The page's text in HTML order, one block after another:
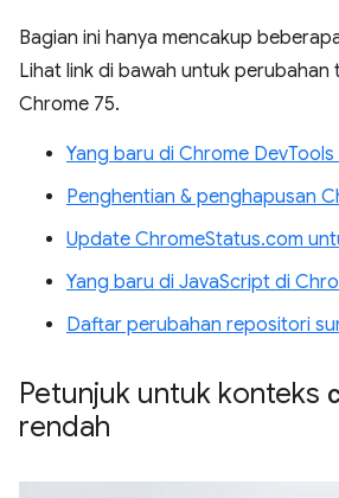
Bagian ini hanya mencakup
Lihat link di bawah untuk perubahan
Chrome 75.
Yang baru di Chrome DevTools
Penghentian & penghapusan
Update ChromeStatus.com
Yang baru di JavaScript di
Daftar perubahan repositori
Petunjuk untuk konteks
rendah